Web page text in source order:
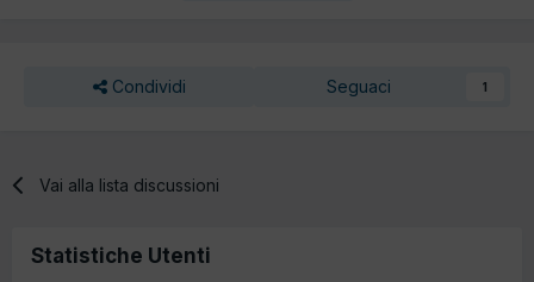
Condividi Seguaci 1
Vai alla lista discussioni
Statistiche Utenti